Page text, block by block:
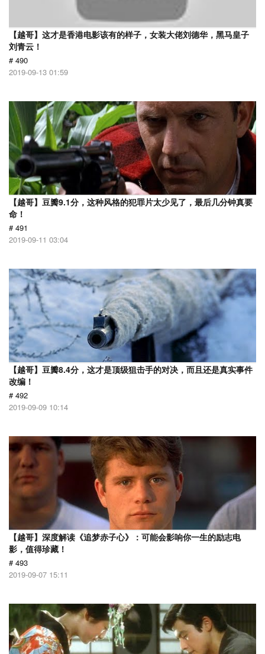
【越哥】这才是香港电影该有的样子，女装大佬刘德华，黑马皇子
刘青云！
# 490
2019-09-13 01:59
【越哥】豆瓣9.1分，这种风格的犯罪片太少见了，最后几分钟真要
命！
# 491
2019-09-11 03:04
【越哥】豆瓣8.4分，这才是顶级狙击手的对决，而且还是真实事件
改编！
# 492
2019-09-09 10:14
【越哥】深度解读《追梦赤子心》：可能会影响你一生的励志电
影，值得珍藏！
# 493
2019-09-07 15:11